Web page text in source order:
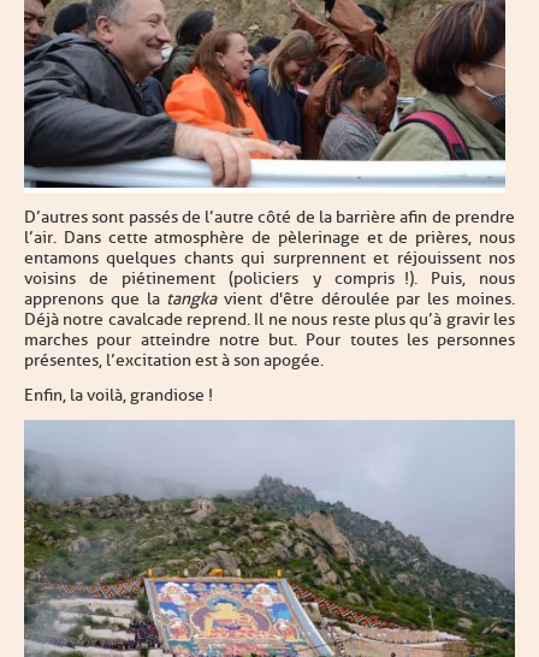
D’autres sont passés de l’autre côté de la barrière afin de prendre
l’air. Dans cette atmosphère de pèlerinage et de prières, nous
entamons quelques chants qui surprennent et réjouissent nos
voisins de piétinement (policiers y compris !). Puis, nous
apprenons que la tangkavient d'être déroulée par les moines.
Déjà notre cavalcade reprend. Il ne nous reste plus qu’à gravir les
marches pour atteindre notre but. Pour toutes les personnes
présentes, l’excitation est à son apogée.
Enfin, la voilà, grandiose !